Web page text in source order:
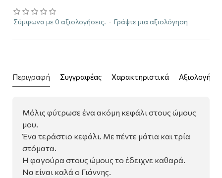
Σύμφωνα με 0 αξιολογήσεις. - Γράψτε μια αξιολόγηση
Περιγραφή Συγγραφέας Χαρακτηριστικά
Μόλις φύτρωσε ένα ακόμη κεφάλι στους ώμους
μου.
Ένα τεράστιο κεφάλι. Με πέντε μάτια και τρία
στόματα.
Η φαγούρα στους ώμους το έδειχνε καθαρά.
Να είναι καλά ο Γιάννης.